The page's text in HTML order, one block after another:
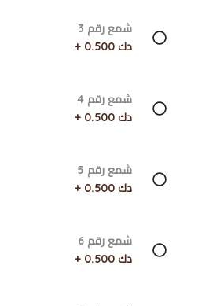
شمع رقم 3
دك 0.500 +
شمع رقم 4
دك 0.500 +
شمع رقم 5
دك 0.500 +
شمع رقم 6
دك 0.500 +